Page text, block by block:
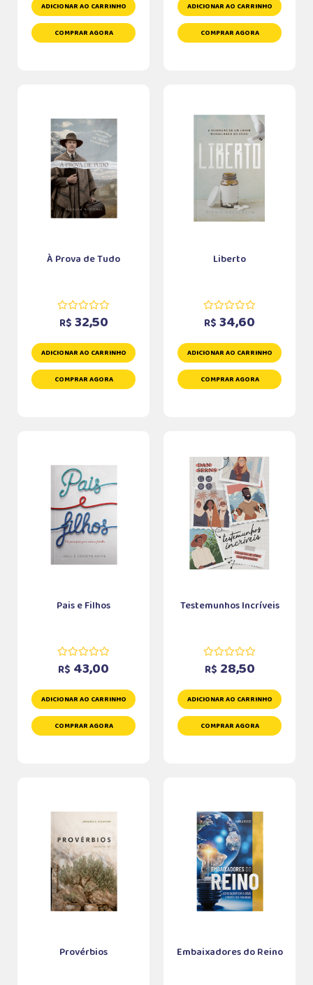
ADICIONAR AO CARRINHO
COMPRAR AGORA
ADICIONAR AO CARRINHO
COMPRAR AGORA
À Prova de Tudo
R$ 32,50
ADICIONAR AO CARRINHO
COMPRAR AGORA
Liberto
R$ 34,60
ADICIONAR AO CARRINHO
COMPRAR AGORA
Pais e Filhos
R$ 43,00
ADICIONAR AO CARRINHO
COMPRAR AGORA
Testemunhos Incríveis
R$ 28,50
ADICIONAR AO CARRINHO
COMPRAR AGORA
Provérbios Embaixadores do Reino